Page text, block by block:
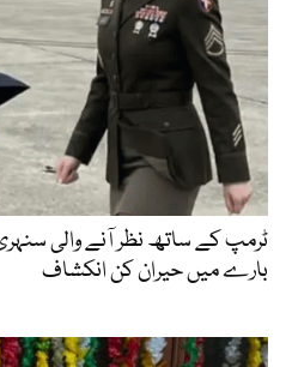
ٹرمپ کے ساتھ نظر آنے والی
بارے میں حیران کن انکشاف